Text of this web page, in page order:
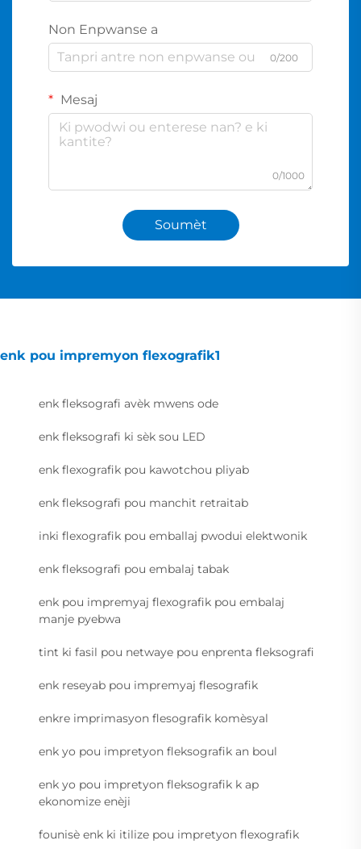
Non Enpwanse a
0/200
Mesaj
0/1000
Soumèt
enk pou impremyon flexografik1
enk fleksografi avèk mwens ode
enk fleksografi ki sèk sou LED
enk flexografik pou kawotchou pliyab
enk fleksografi pou manchit retraitab
inki flexografik pou emballaj pwodui elektwonik
enk fleksografi pou embalaj tabak
enk pou impremyaj flexografik pou embalaj
manje pyebwa
tint ki fasil pou netwaye pou enprenta fleksografi
enk reseyab pou impremyaj flesografik
enkre imprimasyon flesografik komèsyal
enk yo pou impretyon fleksografik an boul
enk yo pou impretyon fleksografik k ap
ekonomize enèji
founisè enk ki itilize pou impretyon flexografik